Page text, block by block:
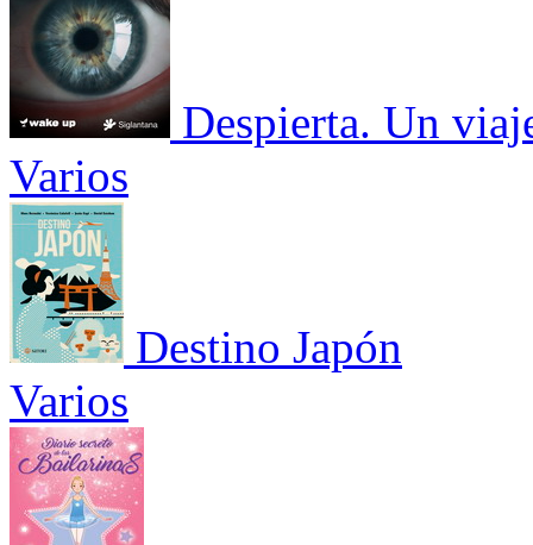
Despierta. Un
Varios
Destino Japón
Varios